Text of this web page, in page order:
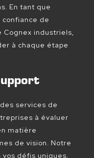
En tant que
de
Cognex industriels,
à chaque étape
services de
à évaluer
matière
de vision. Notre
défis uniques,